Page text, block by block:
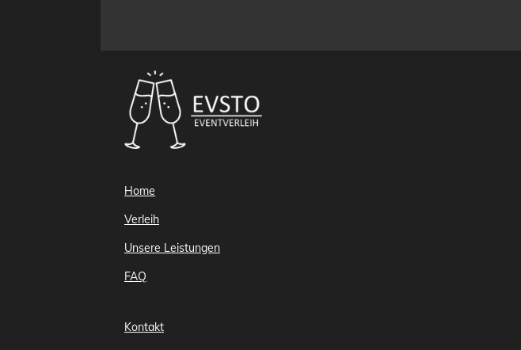
Home
Verleih
Unsere Leistungen
FAQ
Kontakt